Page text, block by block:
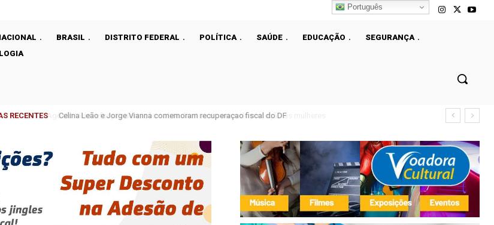
BRASIL DISTRITO FEDERAL POLÍTICA SAÚDE EDUCAÇÃO
SEGURANÇA
RECENTES Celina Leão e Jorge Vianna comemoram recuperaçao fiscal do DF
Português